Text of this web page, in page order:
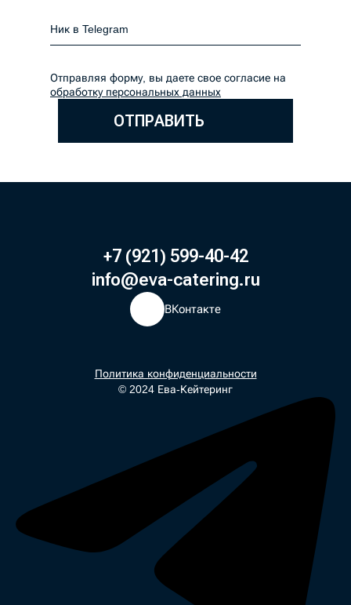
Отправляя форму, вы даете свое согласие на
обработку персональных данных
ОТПРАВИТЬ
+7 (921) 599-40-42
info@eva-catering.ru
ВКонтакте
Политика конфиденциальности
© 2024 Ева-Кейтеринг